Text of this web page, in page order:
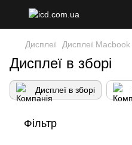
Дисплеї Дисплеї Macbook
Дисплеї в зборі
Дисплеї в зборі
Фільтр